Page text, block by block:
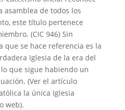
asamblea de todos los
este título pertenece
(CIC 946) Sin
que se hace referencia es la
Iglesia de la era del
que sigue habiendo un
(Ver el artículo
la única Iglesia
web).